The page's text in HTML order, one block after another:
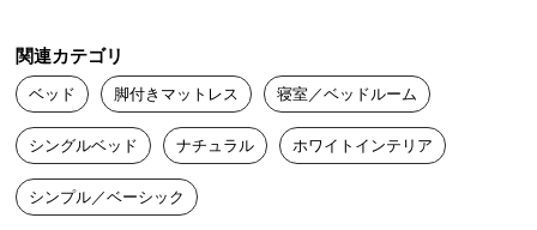
商
品
の
配
送
に
つ
関連カテゴリ
ベッド 脚付きマットレス 寝室／ベッドルーム
シングルベッド ナチュラル ホワイトインテリア
シンプル／ベーシック